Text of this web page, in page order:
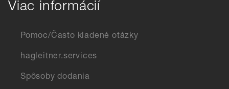
Viac informácií
Pomoc/Často kladené otázky
hagleitner.services
Spôsoby dodania